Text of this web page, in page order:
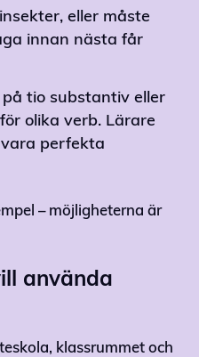
eller måste
innan nästa får
tio substantiv eller
olika verb. Lärare
perfekta
– möjligheterna är
använda
klassrummet och